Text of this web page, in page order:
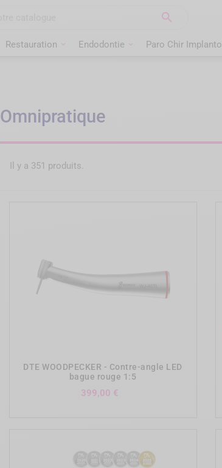

Restauration Endodontie Paro Chir Implanto
Omnipratique
Il y a 351 produits.
DTE WOODPECKER - Contre-angle LED
bague rouge 1:5
399,00 €